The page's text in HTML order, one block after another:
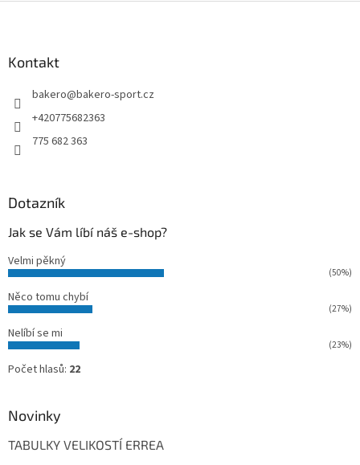
Kontakt
bakero@bakero-sport.cz
+420775682363
775 682 363
Dotazník
Jak se Vám líbí náš e-shop?
Velmi pěkný
(50%)
Něco tomu chybí
(27%)
Nelíbí se mi
(23%)
Počet hlasů: 22
Novinky
TABULKY VELIKOSTÍ ERREA